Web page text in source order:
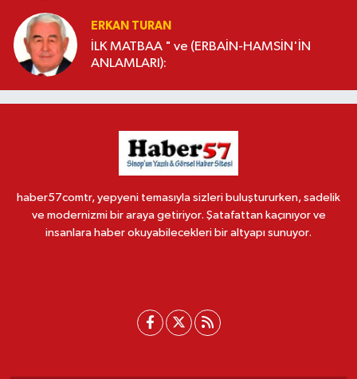
ERKAN TURAN
İLK MATBAA " ve (ERBAİN-HAMSİN'İN
ANLAMLARI):
haber57comtr, yepyeni temasıyla sizleri buluştururken, sadelik
ve modernizmi bir araya getiriyor. Şatafattan kaçınıyor ve
insanlara haber okuyabilecekleri bir altyapı sunuyor.